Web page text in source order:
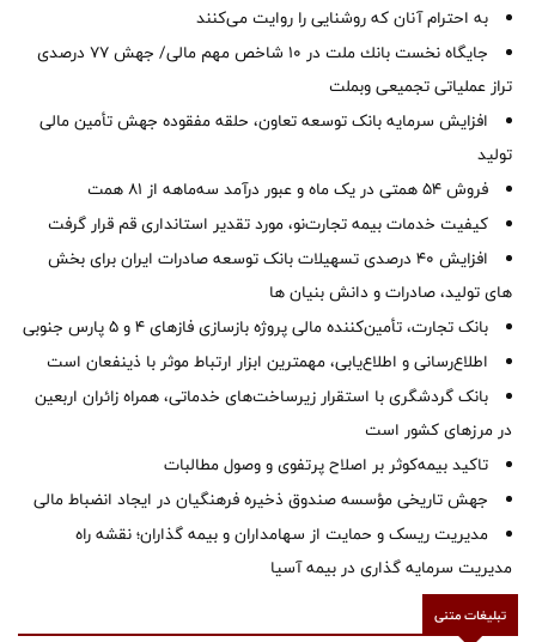
به احترام آنان که روشنایی را روایت می‌کنند
جایگاه نخست بانك ملت در 10 شاخص مهم مالی/ جهش 77 درصدی
تراز عملیاتی تجمیعی وبملت
افزایش سرمایه بانک توسعه تعاون، حلقه مفقوده جهش تأمین مالی
تولید
فروش 54 همتی در یک ماه و عبور درآمد سه‌ماهه از 81 همت
کیفیت خدمات بیمه تجارت‌نو، مورد تقدیر استانداری قم قرار گرفت
افزایش 40 درصدی تسهیلات بانک توسعه صادرات ایران برای بخش
های تولید، صادرات و دانش بنیان ها
بانک تجارت، تأمین‌کننده مالی پروژه بازسازی فازهای ۴ و ۵ پارس جنوبی
اطلاع‌رسانی و اطلاع‌یابی، مهمترین ابزار ارتباط موثر با ذینفعان است
بانک گردشگری با استقرار زیرساخت‌های خدماتی، همراه زائران اربعین
در مرزهای کشور است
تاکید بیمه‌کوثر بر اصلاح پرتفوی و وصول مطالبات ‌
جهش تاریخی مؤسسه صندوق ذخیره فرهنگیان در ایجاد انضباط مالی
مدیریت ریسک و حمایت از سهامداران و بیمه گذاران؛ نقشه راه
مدیریت سرمایه گذاری در بیمه آسیا
تبلیغات متنی